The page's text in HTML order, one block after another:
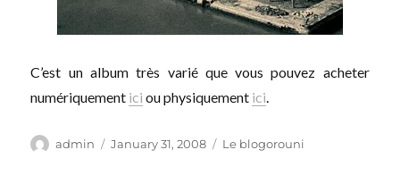
C’est un album très varié que vous pouvez acheter
numériquement ici ou physiquement ici.
Author
admin
Posted
January 31, 2008 Categories
Le blogorouni